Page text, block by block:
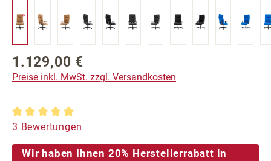
Regulärer Preis:
1.129,00 €
Preise inkl. MwSt. zzgl. Versandkosten
Durchschnittliche Bewertung von 5 von 5 Sternen
3 Bewertungen
Wir haben Ihnen 20% Herstellerrabatt in